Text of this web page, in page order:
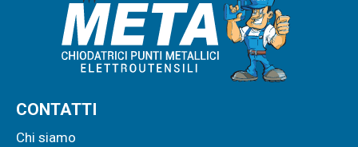
CONTATTI
Chi siamo